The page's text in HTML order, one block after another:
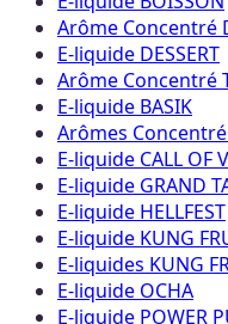
Arôme Concentré
E-liquide DESSERT
Arôme Concentré
E-liquide BASIK
Arômes Concentré
E-liquide CALL OF
E-liquide GRAND
E-liquide HELLFEST
E-liquide KUNG
E-liquides KUNG
E-liquide OCHA
E-liquide POWER